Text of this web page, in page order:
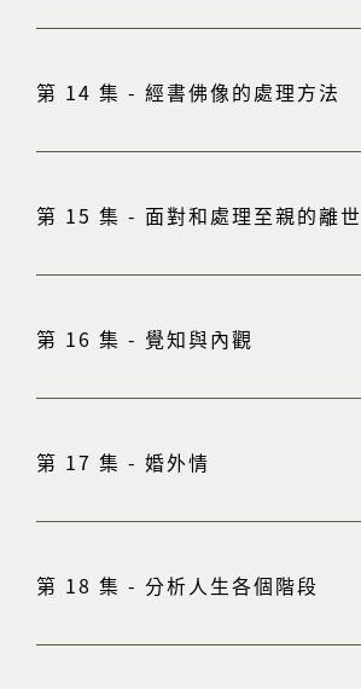
第 14 集 - 經書佛像的處理方法
第 15 集 - 面對和處理至親的離世
第 16 集 - 覺知與內觀
第 17 集 - 婚外情
第 18 集 - 分析人生各個階段